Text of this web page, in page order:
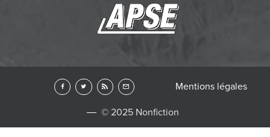
© 2025 Nonfiction
Mentions légales